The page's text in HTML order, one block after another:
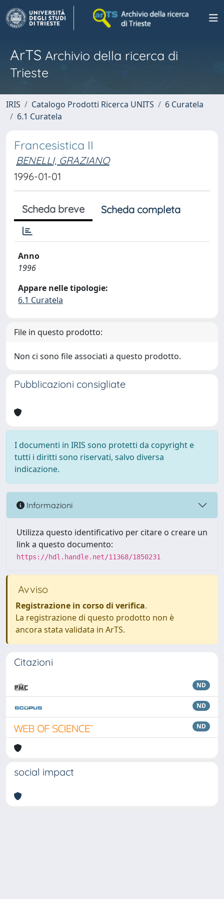
ArTS Archivio della ricerca di
Trieste
IRIS Catalogo Prodotti Ricerca UNITS
6 Curatela
6.1 Curatela
Francesistica II
BENELLI, GRAZIANO
1996-01-01
Scheda breve Scheda completa
Anno
1996
Appare nelle tipologie:
6.1 Curatela
File in questo prodotto:
Non ci sono file associati a questo prodotto.
Pubblicazioni consigliate
I documenti in IRIS sono protetti da copyright e
tutti i diritti sono riservati, salvo diversa
indicazione.
Informazioni
Utilizza questo identificativo per citare o creare un
link a questo documento:
https://hdl.handle.net/11368/1850231
Avviso
Registrazione in corso di verifica.
La registrazione di questo prodotto non è
ancora stata validata in ArTS.
Citazioni
ND
ND
ND
social impact